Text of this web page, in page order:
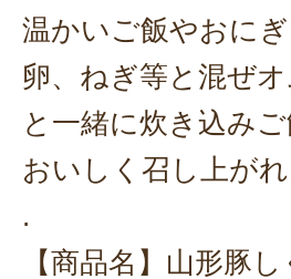
温かいご飯やおにぎ
卵、ねぎ等と混ぜ
と一緒に炊き込み
おいしく召し上がれ
.
【商品名】山形豚